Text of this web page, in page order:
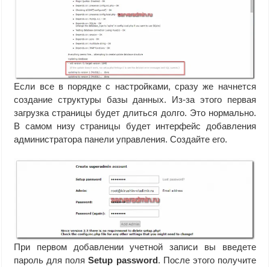
Если все в порядке с настройками, сразу же начнется
создание структуры базы данных. Из-за этого первая
загрузка страницы будет длиться долго. Это нормально.
В самом низу страницы будет интерфейс добавления
администратора панели управления. Создайте его.
При первом добавлении учетной записи вы введете
пароль для поляSetup password. После этого получите